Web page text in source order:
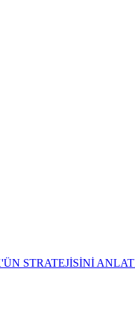
STRATEJİSİNİ